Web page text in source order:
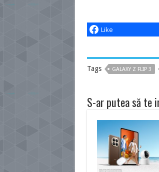
Like
Tags GALAXY Z FLIP 3
S-ar putea să te